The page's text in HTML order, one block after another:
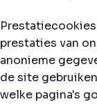
prestaties van
anonieme
de site
welke pagina's